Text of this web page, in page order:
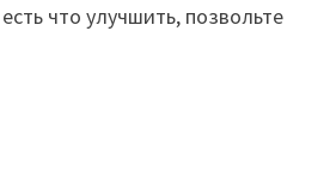
что улучшить, позвольте